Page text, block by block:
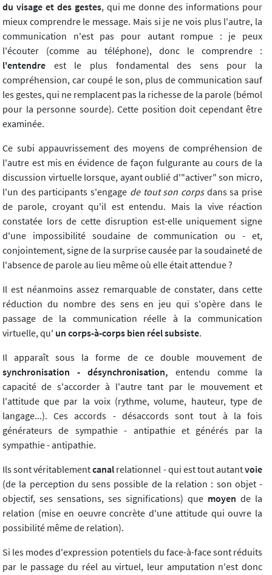
du visage et des gestes, qui me donne des informations pour
mieux comprendre le message. Mais si je ne vois plus l'autre, la
communication n'est pas pour autant rompue : je peux
l'écouter (comme au téléphone), donc le comprendre :
l'entendre est le plus fondamental des sens pour la
compréhension, car coupé le son, plus de communication sauf
les gestes, qui ne remplacent pas la richesse de la parole (bémol
pour la personne sourde). Cette position doit cependant être
examinée.
Ce subi appauvrissement des moyens de compréhension de
l'autre est mis en évidence de façon fulgurante au cours de la
discussion virtuelle lorsque, ayant oublié d'"activer" son micro,
l'un des participants s'engage de tout son corps dans sa prise
de parole, croyant qu'il est entendu. Mais la vive réaction
constatée lors de cette disruption est-elle uniquement signe
d'une impossibilité soudaine de communication ou - et,
conjointement, signe de la surprise causée par la soudaineté de
l'absence de parole au lieu même où elle était attendue ?
Il est néanmoins assez remarquable de constater, dans cette
réduction du nombre des sens en jeu qui s'opère dans le
passage de la communication réelle à la communication
virtuelle, qu' un corps-à-corps bien réel subsiste.
Il apparaît sous la forme de ce double mouvement de
synchronisation - désynchronisation, entendu comme la
capacité de s'accorder à l'autre tant par le mouvement et
l'attitude que par la voix (rythme, volume, hauteur, type de
langage...). Ces accords - désaccords sont tout à la fois
générateurs de sympathie - antipathie et générés par la
sympathie - antipathie.
Ils sont véritablementcanal relationnel - qui est tout autantvoie
(de la perception du sens possible de la relation : son objet -
objectif, ses sensations, ses significations) que moyen de la
relation (mise en oeuvre concrète d'une attitude qui ouvre la
possibilité même de relation).
Si les modes d'expression potentiels du face-à-face sont réduits
par le passage du réel au virtuel, leur amputation n'est donc